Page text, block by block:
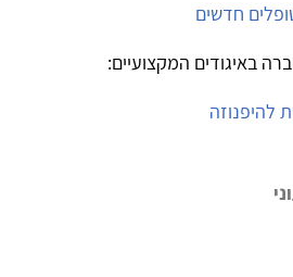
חדשים
באיגודים המקצועיים:
להיפנוזה